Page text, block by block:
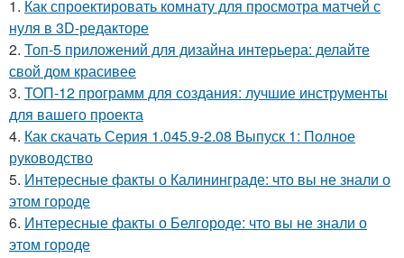
1. Как спроектировать комнату для просмотра матчей с
нуля в 3D-редакторе
2. Топ-5 приложений для дизайна интерьера: делайте
свой дом красивее
3. ТОП-12 программ для создания: лучшие инструменты
для вашего проекта
4. Как скачать Серия 1.045.9-2.08 Выпуск 1: Полное
руководство
5. Интересные факты о Калининграде: что вы не знали о
этом городе
6. Интересные факты о Белгороде: что вы не знали о
этом городе